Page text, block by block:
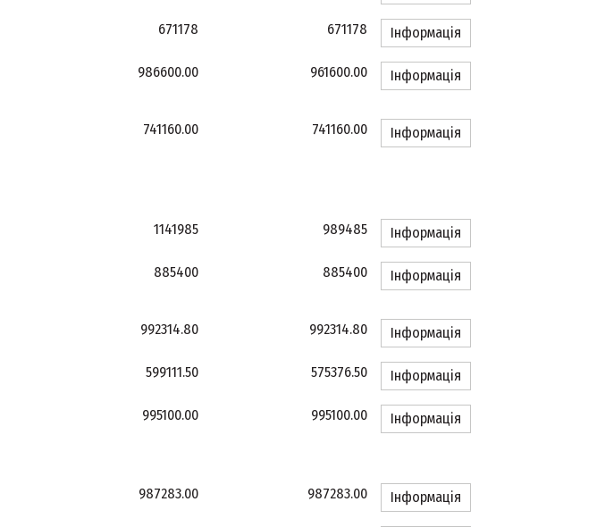
671178 671178 Інформація
986600.00 961600.00 Інформація
741160.00 741160.00 Інформація
1141985 989485 Інформація
885400 885400 Інформація
992314.80 992314.80 Інформація
599111.50 575376.50 Інформація
995100.00 995100.00 Інформація
987283.00 987283.00 Інформація